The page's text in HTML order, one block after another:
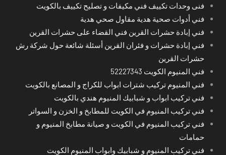
فنى وحدات تكييف فني مكيفات و تصليح تكييف بالكويت
فني أدوات صحية هدية مقاول صحي هدية
فني إبادة حشرات القرين فني القضاء على حشرات القرين
فني إبادة حشرات و فئران القرين أسئلة شائعة حول شركة رش
حشرات القرين
فني المنيوم الكويت 52227343
فني المنيوم تركيب شترات ابواب للكراج و المصانع بالكويت
فني تركيب ابواب و شبابيك المنيوم هندي بالكويت
فني تركيب المنيوم في الكويت للمطابخ و الخزن و السواتر
فني تركيب المنيوم في الكويت و صيانة مطابخ المنيوم و
حمامات
فني تركيب المنيوم و شبابيك وابواب المنيوم الكويت